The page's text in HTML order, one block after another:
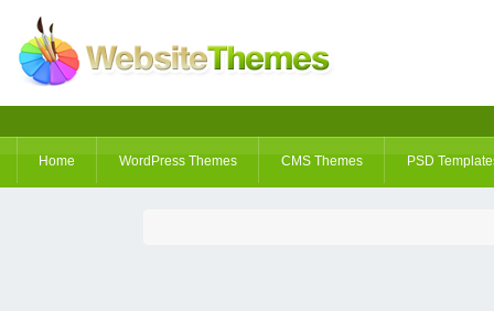
Home WordPress Themes CMS Themes PSD